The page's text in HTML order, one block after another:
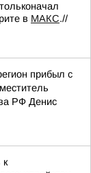
в МАКС.//
прибыл с
РФ Денис
к